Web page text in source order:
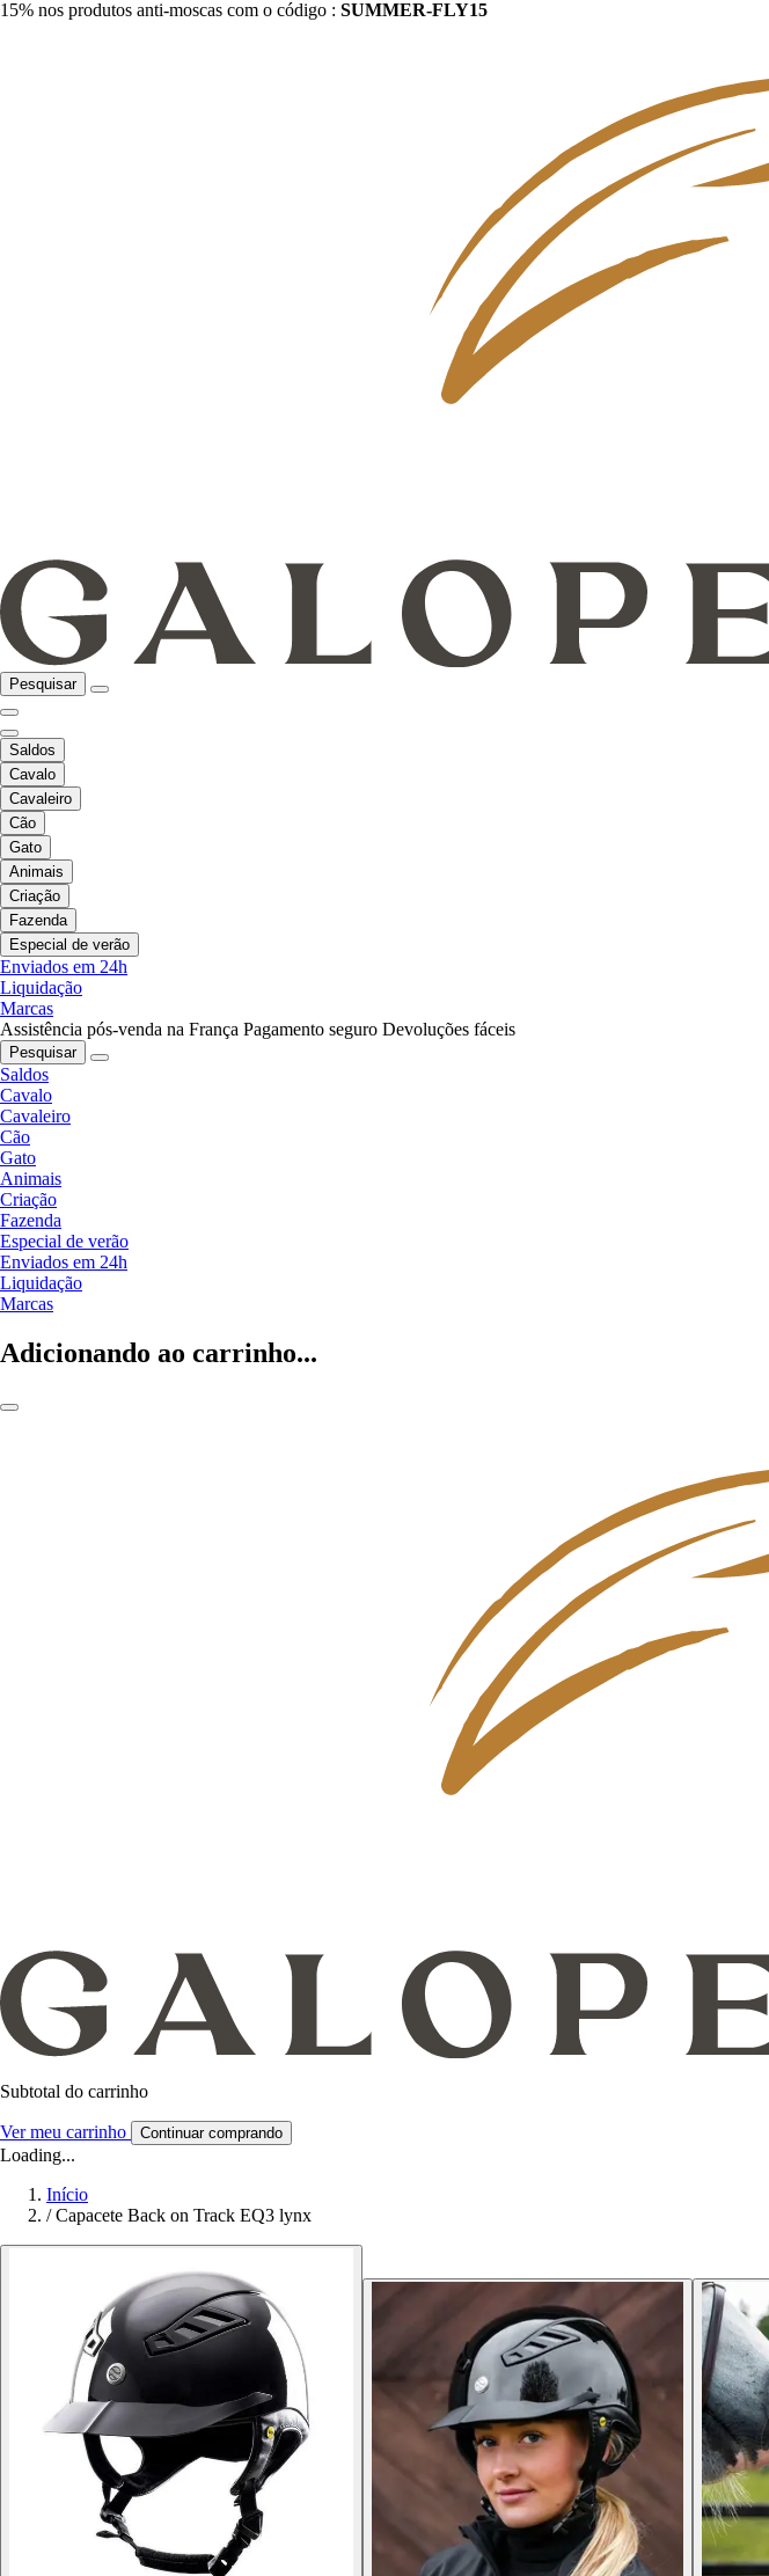
15% nos produtos anti-moscas com o código : SUMMER-FLY15
Pesquisar
Saldos
Cavalo
Cavaleiro
Cão
Gato
Animais
Criação
Fazenda
Especial de verão
Enviados em 24h
Liquidação
Marcas
Assistência pós-venda na França Pagamento seguro Devoluções fáceis
Pesquisar
Saldos
Cavalo
Cavaleiro
Cão
Gato
Animais
Criação
Fazenda
Especial de verão
Enviados em 24h
Liquidação
Marcas
Adicionando ao carrinho...
Subtotal do carrinho
Ver meu carrinho Continuar comprando
Loading...
Início
/ Capacete Back on Track EQ3 lynx